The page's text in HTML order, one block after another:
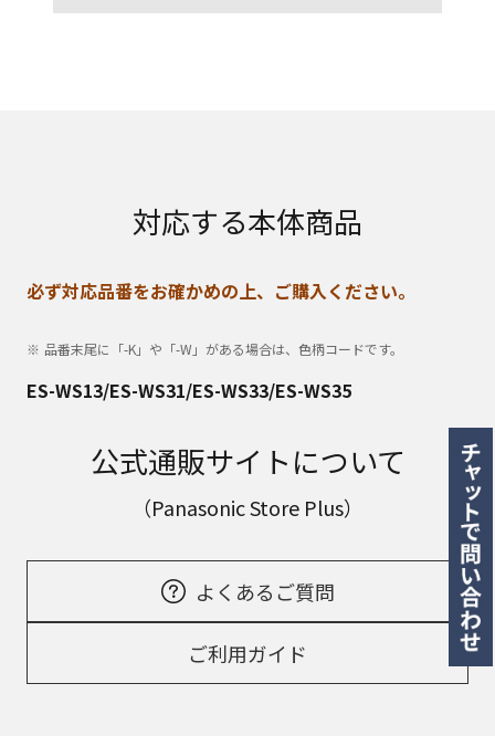
対応する本体商品
必ず対応品番をお確かめの上、ご購入ください。
品番末尾に「-K」や「-W」がある場合は、色柄コードです。
ES-WS13/ES-WS31/ES-WS33/ES-WS35
公式通販サイトについて
（Panasonic Store Plus）
よくあるご質問
ご利用ガイド